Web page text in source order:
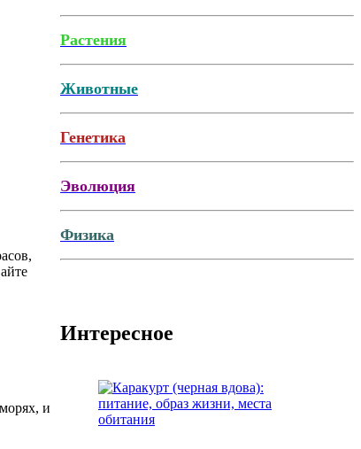
и
Растения
Животные
Генетика
Эволюция
Физика
Интересное